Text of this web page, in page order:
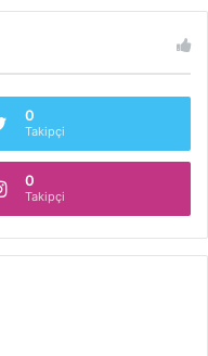
0
Takipçi
0
Takipçi